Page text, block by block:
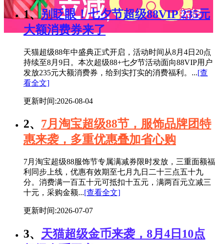
1、 别眨眼！七夕节超级88VIP 235元
大额消费券来了
天猫超级88年中盛典正式开启，活动时间从8月4日20点
持续至8月9日。本次超级88+七夕节活动面向88VIP用户
发放235元大额消费券，给到实打实的消费福利。...[查
看全文]
更新时间:2026-08-04
2、 7月淘宝超级88节，服饰品牌团特
惠来袭，多重优惠叠加省心购
7月淘宝超级88服饰节专属满减券限时发放，三重面额福
利同步上线，优惠有效期至七月九日二十三点五十九
分。消费满一百五十元可抵扣十五元，满两百元立减三
十元，采购金额...[查看全文]
更新时间:2026-07-07
3、 天猫超级金币来袭，8月4日10点